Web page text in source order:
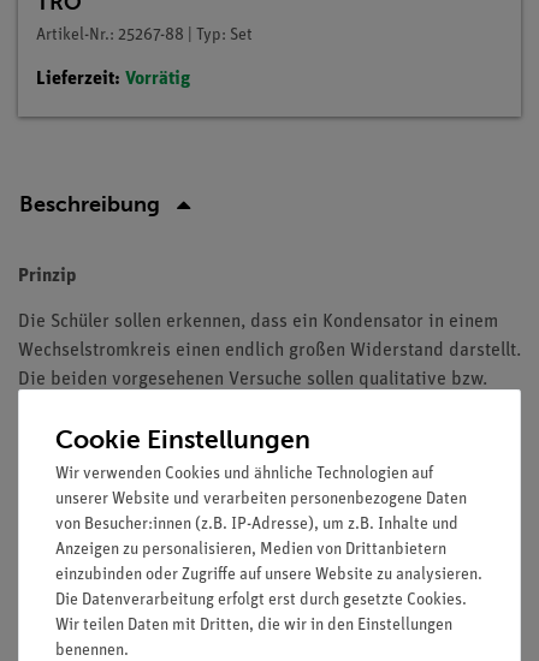
Artikel-Nr.: 25267-88 | Typ: Set
Lieferzeit: Vorrätig
Beschreibung
Prinzip
Die Schüler sollen erkennen, dass ein Kondensator in einem
Wechselstromkreis einen endlich großen Widerstand darstellt.
Die beiden vorgesehenen Versuche sollen qualitative bzw.
erbringen.
Vorteile
Keine zusätzlichen Kabelverbindungen zwischen den
Bausteinen nötig - übersichtlicherer und schnellerer
Kontaktsicherheit durch puzzelartig verzahnbare
Bausteine
Cookie Einstellungen
Wir verwenden Cookies und ähnliche Technologien auf
unserer Website und verarbeiten personenbezogene Daten
von Besucher:innen (z.B. IP-Adresse), um z.B. Inhalte und
Anzeigen zu personalisieren, Medien von Drittanbietern
einzubinden oder Zugriffe auf unsere Website zu analysieren.
Die Datenverarbeitung erfolgt erst durch gesetzte Cookies.
Wir teilen Daten mit Dritten, die wir in den Einstellungen
benennen.